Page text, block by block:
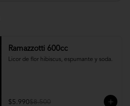
Ramazzotti 600cc
Licor de flor hibiscus, espumante y soda.
$5.990$8.500